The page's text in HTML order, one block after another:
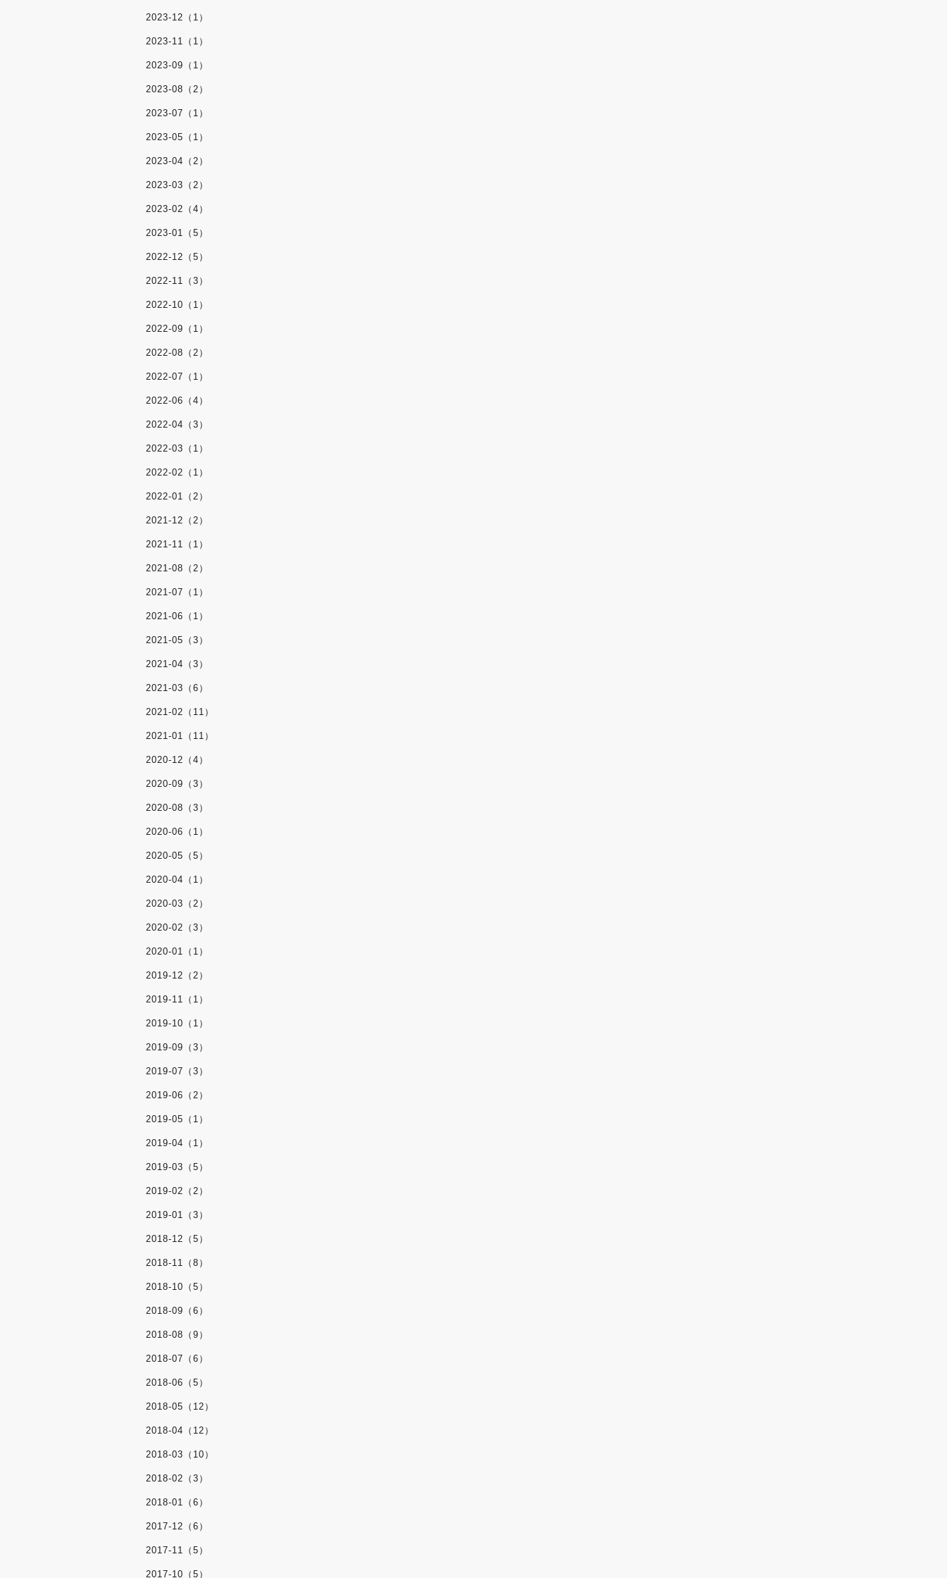
2023-12（1）
2023-11（1）
2023-09（1）
2023-08（2）
2023-07（1）
2023-05（1）
2023-04（2）
2023-03（2）
2023-02（4）
2023-01（5）
2022-12（5）
2022-11（3）
2022-10（1）
2022-09（1）
2022-08（2）
2022-07（1）
2022-06（4）
2022-04（3）
2022-03（1）
2022-02（1）
2022-01（2）
2021-12（2）
2021-11（1）
2021-08（2）
2021-07（1）
2021-06（1）
2021-05（3）
2021-04（3）
2021-03（6）
2021-02（11）
2021-01（11）
2020-12（4）
2020-09（3）
2020-08（3）
2020-06（1）
2020-05（5）
2020-04（1）
2020-03（2）
2020-02（3）
2020-01（1）
2019-12（2）
2019-11（1）
2019-10（1）
2019-09（3）
2019-07（3）
2019-06（2）
2019-05（1）
2019-04（1）
2019-03（5）
2019-02（2）
2019-01（3）
2018-12（5）
2018-11（8）
2018-10（5）
2018-09（6）
2018-08（9）
2018-07（6）
2018-06（5）
2018-05（12）
2018-04（12）
2018-03（10）
2018-02（3）
2018-01（6）
2017-12（6）
2017-11（5）
2017-10（5）